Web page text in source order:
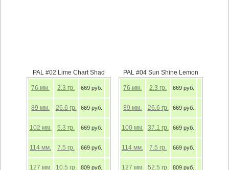
PAL #02 Lime Chart Shad
76 мм. 2.3 гр. 669 руб.
89 мм. 26.6 гр. 669 руб.
102 мм. 5.3 гр. 669 руб.
114 мм. 7.5 гр. 669 руб.
127 мм. 10.5 гр. 809 руб.
PAL #04 Sun Shine Lemon
76 мм. 2.3 гр. 669 руб.
89 мм. 26.6 гр. 669 руб.
100 мм. 37.1 гр. 669 руб.
114 мм. 7.5 гр. 669 руб.
127 мм. 52.5 гр. 809 руб.